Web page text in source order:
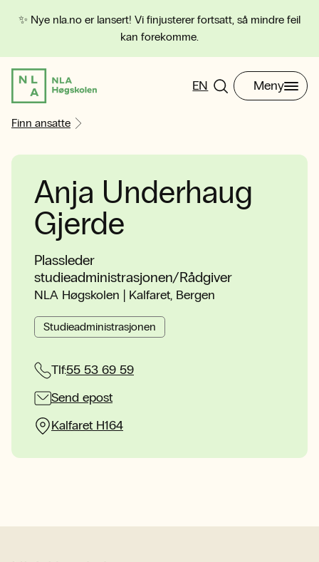
✨ Nye nla.no er lansert! Vi finjusterer fortsatt, så mindre feil
kan forekomme.
EN Meny
Finn ansatte
Anja Underhaug
Gjerde
Plassleder
studieadministrasjonen/Rådgiver
NLA Høgskolen | Kalfaret, Bergen
Studieadministrasjonen
Tlf:55 53 69 59
Send epost
Kalfaret H164